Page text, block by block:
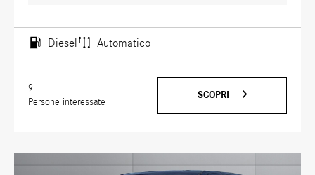
Diesel Automatico
9
Persone interessate
SCOPRI